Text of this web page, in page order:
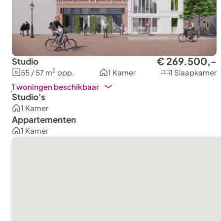
Studio € 269.500,-
55 / 57 m2 opp. 1 Kamer
1 Slaapkamer
1 woningen beschikbaar
Studio
0.2:
€
275.000,-
Vrij op
naam
Studio's
1 Kamer
Appartementen
1 Kamer